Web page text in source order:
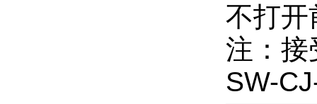
不打开
注：接
SW-